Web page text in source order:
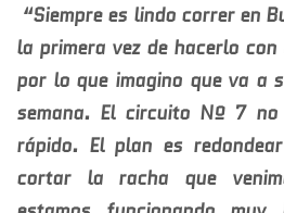
“Siempre es lindo correr en
la primera vez de hacerlo
por lo que imagino que va a
semana. El circuito Nº 7
rápido. El plan es
cortar la racha que